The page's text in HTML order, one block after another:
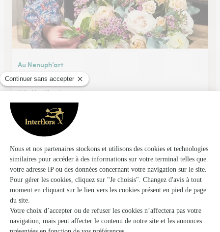
Au Nenuph’art
Pleumeur Bodou
C.Cial les Chardons
Voir la boutique
Un Vent de Fleurs
Lanmeur (Ar. Morlaix)